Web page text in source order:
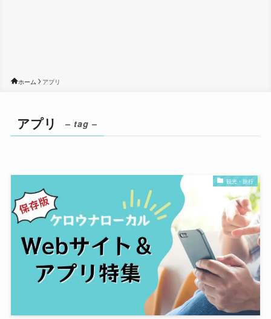
ホーム アプリ
アプリ – tag –
観光・旅行